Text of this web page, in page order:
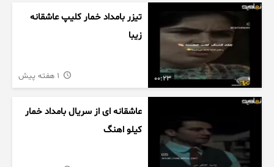
00:23
تیزر بامداد خمار کلیپ عاشقانه
زیبا
عاشقانه ای از سریال بامداد خمار
کیلو اهنگ